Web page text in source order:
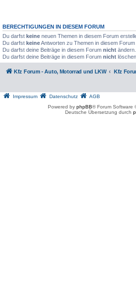
BERECHTIGUNGEN IN DIESEM FORUM
Du darfst keine neuen Themen in diesem Forum
Du darfst keineAntworten zu Themen in diesem Forum
Du darfst deine Beiträge in diesem Forum nicht ändern.
Du darfst deine Beiträge in diesem Forum nicht löschen.
Kfz Forum - Auto, Motorrad und LKW Kfz
Impressum Datenschutz
AGB
Powered by phpBB® Forum Software
Deutsche Übersetzung durch